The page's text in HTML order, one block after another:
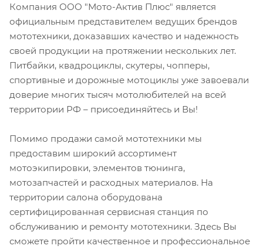
Компания ООО "Мото-Актив Плюс" является
официальным представителем ведущих брендов
мототехники, доказавших качество и надежность
своей продукции на протяжении нескольких лет.
Питбайки, квадроциклы, скутеры, чопперы,
спортивные и дорожные мотоциклы уже завоевали
доверие многих тысяч мотолюбителей на всей
территории РФ – присоединяйтесь и Вы!
Помимо продажи самой мототехники мы
предоставим широкий ассортимент
мотоэкипировки, элементов тюнинга,
мотозапчастей и расходных материалов. На
территории салона оборудована
сертифицированная сервисная станция по
обслуживанию и ремонту мототехники. Здесь Вы
сможете пройти качественное и профессиональное